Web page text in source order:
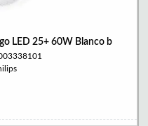
LED 25+ 60W Blanco b